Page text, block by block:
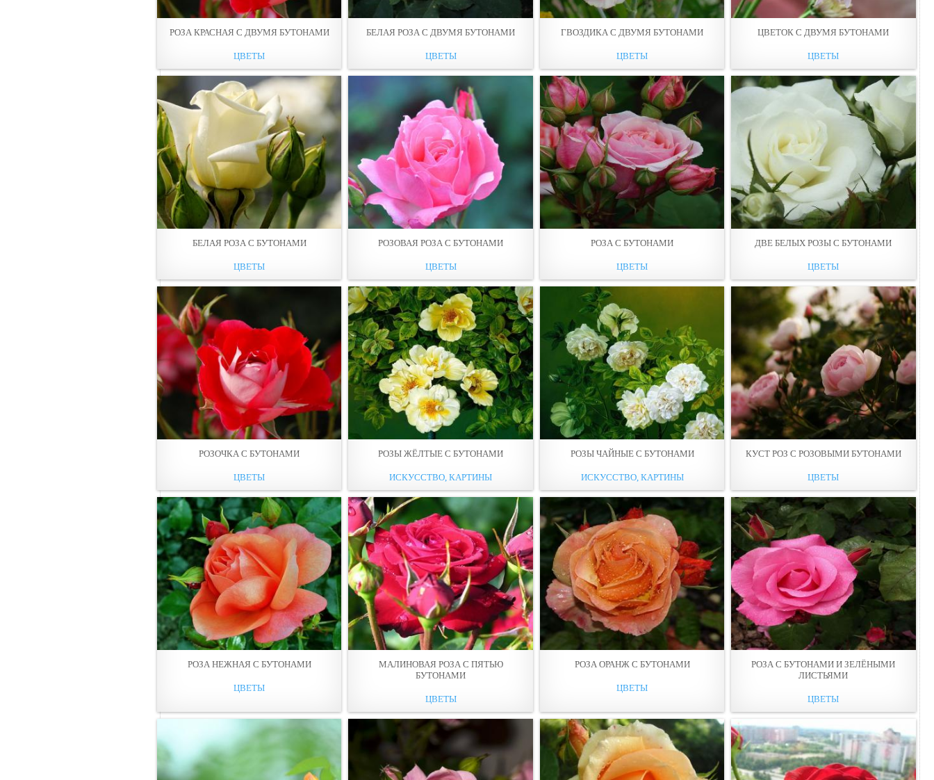
РОЗА КРАСНАЯ С ДВУМЯ БУТОНАМИ
ЦВЕТЫ
БЕЛАЯ РОЗА С ДВУМЯ БУТОНАМИ
ЦВЕТЫ
ГВОЗДИКА С ДВУМЯ БУТОНАМИ
ЦВЕТЫ
ЦВЕТОК С ДВУМЯ БУТОНАМИ
ЦВЕТЫ
БЕЛАЯ РОЗА С БУТОНАМИ
ЦВЕТЫ
РОЗОВАЯ РОЗА С БУТОНАМИ
ЦВЕТЫ
РОЗА С БУТОНАМИ
ЦВЕТЫ
ДВЕ БЕЛЫХ РОЗЫ С БУТОНАМИ
ЦВЕТЫ
РОЗОЧКА С БУТОНАМИ
ЦВЕТЫ
РОЗЫ ЖЁЛТЫЕ С БУТОНАМИ
ИСКУССТВО, КАРТИНЫ
РОЗЫ ЧАЙНЫЕ С БУТОНАМИ
ИСКУССТВО, КАРТИНЫ
КУСТ РОЗ С РОЗОВЫМИ БУТОНАМИ
ЦВЕТЫ
РОЗА НЕЖНАЯ С БУТОНАМИ
ЦВЕТЫ
МАЛИНОВАЯ РОЗА С ПЯТЬЮ
БУТОНАМИ
ЦВЕТЫ
РОЗА ОРАНЖ С БУТОНАМИ
ЦВЕТЫ
РОЗА С БУТОНАМИ И ЗЕЛЁНЫМИ
ЛИСТЬЯМИ
ЦВЕТЫ